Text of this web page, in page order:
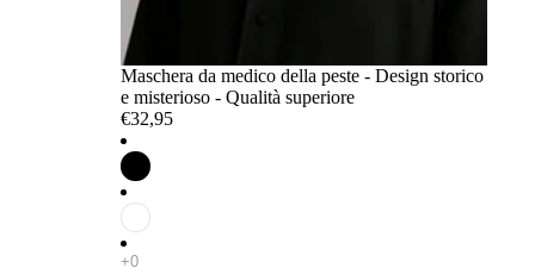
Maschera da medico della peste - Design storico
e misterioso - Qualità superiore
€32,95